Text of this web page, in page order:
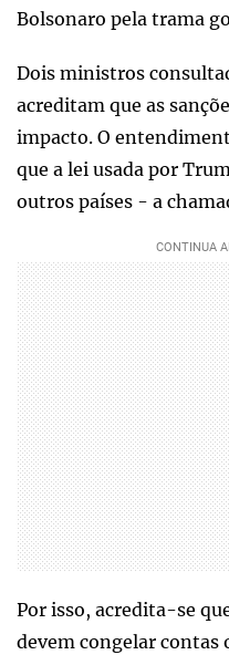
Bolsonaro pela trama
Dois ministros
acreditam que as
impacto. O
que a lei usada por
outros países - a
Por isso, acredita-se
devem congelar contas